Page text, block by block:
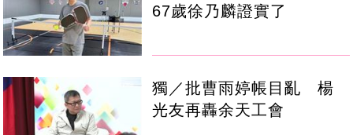
67歲徐乃麟證實了
獨／批曹雨婷帳目亂 楊
光友再轟余天工會